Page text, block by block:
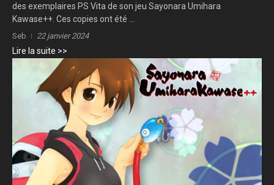
des exemplaires PS Vita de son jeu Sayonara Umihara
Kawase++. Ces copies ont été ...
Seb 22 janvier 2024
Lire la suite >>